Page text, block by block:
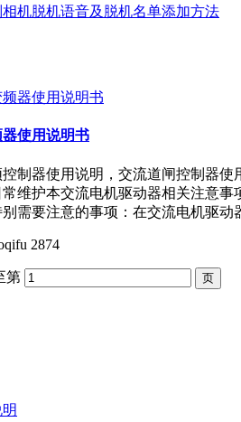
机脱机语音及脱机名单添加方法
使用说明书
制器使用说明，交流道闸控制器
维护本交流电机驱动器相关注意
需要注意的事项：在交流电机驱
2874
第